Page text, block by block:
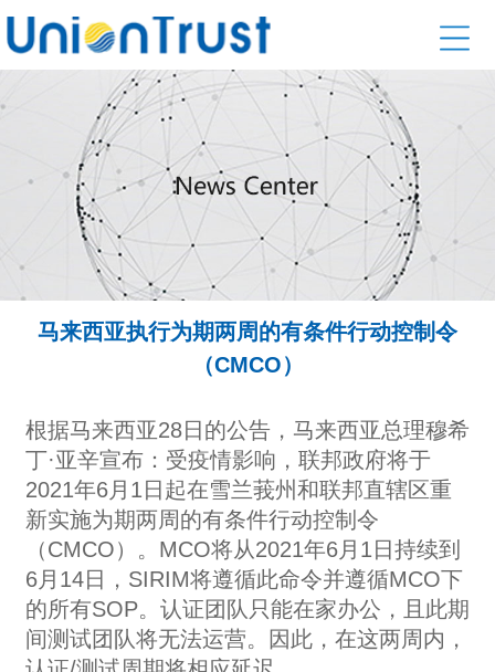
马来西亚执行为期两周的有条件行动控制令
（CMCO）
根据马来西亚28日的公告，马来西亚总理穆希
丁·亚辛宣布： 受疫情影响， 联邦政府将于
2021年6月1日起在雪兰莪州和联邦直辖区重
新实施为期两周的有条件行动控制令
（CMCO）。MCO将从2021年6月1日持续到
6月14日，SIRIM将遵循此命令并遵循MCO下
的所有SOP。认证团队只能在家办公，且此期
间测试团队将无法运营。因此，在这两周内，